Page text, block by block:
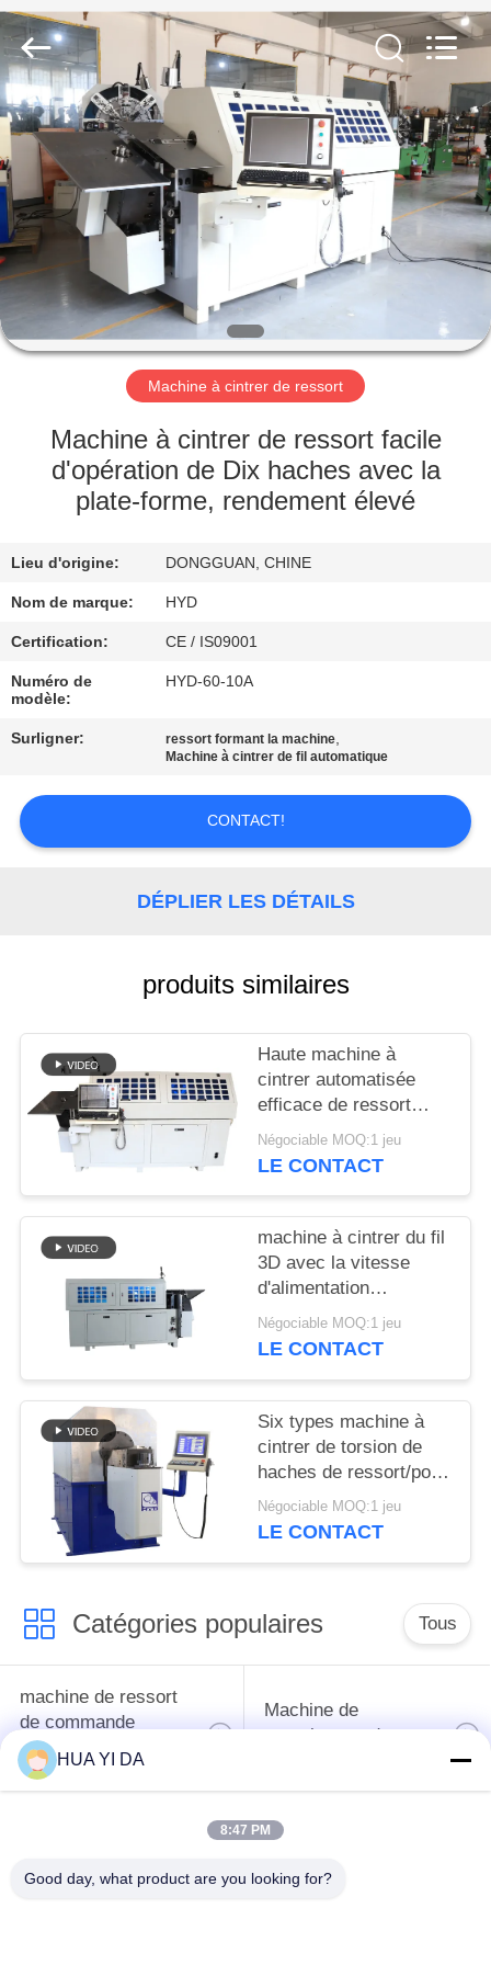
MAISON
PRODUITS
AU
SUJET
DE
NOUS
VISITE
D'USINE
DE
QUALITÉ
CONTACTEZ-
NOUS
DEMANDEZ
DU
SITE
PRIVACY
POLICY
Dongguan
Hua
Spring
Machinery
Co.,
Ltd.
All
Rights
Reserved.
Machine à cintrer de ressort
Machine à cintrer de ressort facile
d'opération de Dix haches avec la
plate-forme, rendement élevé
Lieu d'origine: DONGGUAN, CHINE
Nom de marque: HYD
Certification: CE / IS09001
Numéro de
modèle:
HYD-60-10A
Surligner: ressort formant la machine,
Machine à cintrer de fil automatique
CONTACT!
DÉPLIER LES DÉTAILS
produits similaires
Haute machine à
cintrer automatisée
efficace de ressort
avec Dix haches
Négociable MOQ:1 jeu
LE CONTACT
machine à cintrer du fil
3D avec la vitesse
d'alimentation
maximum de huit
haches à Dix haches
Négociable MOQ:1 jeu
LE CONTACT
Six types machine à
cintrer de torsion de
haches de ressort/pot
tournant à grande
vitesse de ressort de
Négociable MOQ:1 jeu
LE CONTACT
Catégories populaires Tous
machine de ressort
de commande
numérique par
ordinateur
Machine de
enroulement de
Machine à cintrer de
HUA YI DA
8:47 PM
Good day, what product are you looking for?